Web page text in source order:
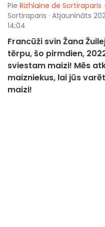
Pie Rizhlaine de Sortiraparis
Sortiraparis · Atjaunināts
14:04
Francūži svin Žana
tērpu, šo pirmdien,
sviestam maizi! Mēs
maizniekus, lai jūs
maizi!